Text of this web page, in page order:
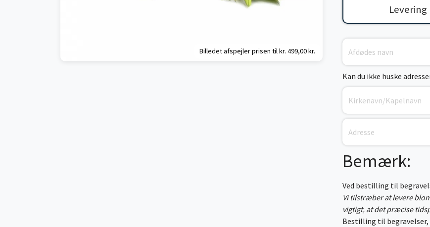
Billedet afspejler prisen til kr. 499,00 kr.
Levering
Kan du ikke huske
Bemærk:
Ved bestilling til
Vi tilstræber at levere
vigtigt, at det præcise
Bestilling til begravelser,